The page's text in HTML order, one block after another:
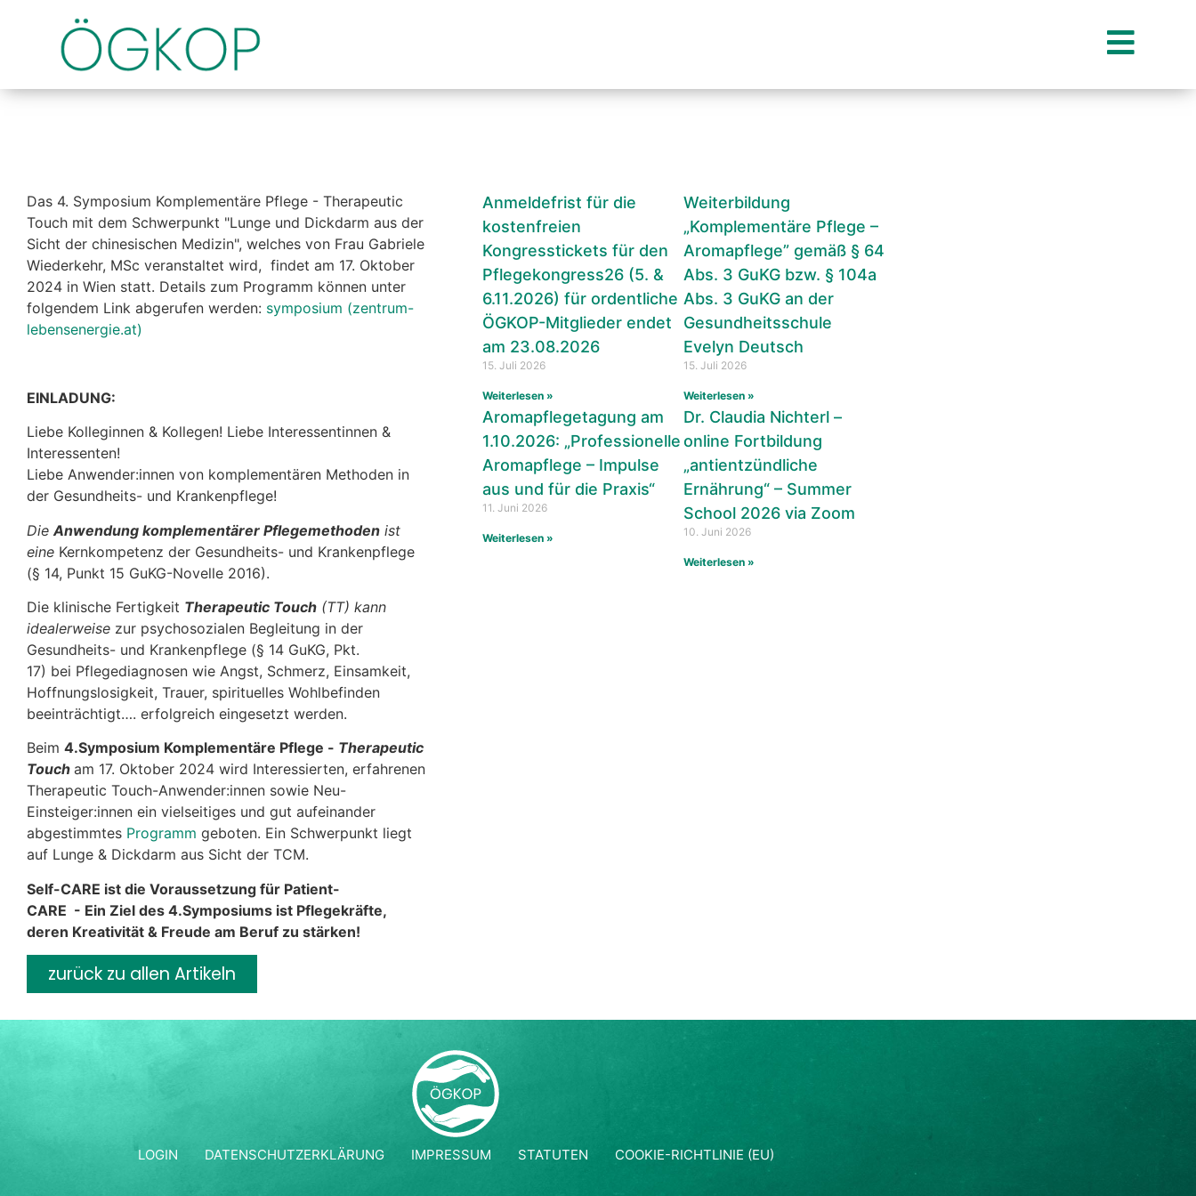
Das 4. Symposium Komplementäre Pflege - Therapeutic
Touch mit dem Schwerpunkt "Lunge und Dickdarm aus der
Sicht der chinesischen Medizin", welches von Frau Gabriele
Wiederkehr, MSc veranstaltet wird, findet am 17. Oktober
2024 in Wien statt. Details zum Programm können unter
folgendem Link abgerufen werden: symposium (zentrum-
lebensenergie.at)
EINLADUNG:
Liebe Kolleginnen & Kollegen! Liebe Interessentinnen &
Interessenten!
Liebe Anwender:innen von komplementären Methoden in
der Gesundheits- und Krankenpflege!
Die Anwendung komplementärer Pflegemethoden ist
eine Kernkompetenz der Gesundheits- und Krankenpflege
(§ 14, Punkt 15 GuKG-Novelle 2016).
Die klinische Fertigkeit Therapeutic Touch (TT) kann
idealerweise zur psychosozialen Begleitung in der
Gesundheits- und Krankenpflege (§ 14 GuKG, Pkt.
17) bei Pflegediagnosen wie Angst, Schmerz, Einsamkeit,
Hoffnungslosigkeit, Trauer, spirituelles Wohlbefinden
beeinträchtigt…. erfolgreich eingesetzt werden.
Beim 4.Symposium Komplementäre Pflege - Therapeutic
Touch am 17. Oktober 2024 wird Interessierten, erfahrenen
Therapeutic Touch-Anwender:innen sowie Neu-
Einsteiger:innen ein vielseitiges und gut aufeinander
abgestimmtes Programm geboten. Ein Schwerpunkt liegt
auf Lunge & Dickdarm aus Sicht der TCM.
Self-CARE ist die Voraussetzung für Patient-
CARE - Ein Ziel des 4.Symposiums ist Pflegekräfte,
deren Kreativität & Freude am Beruf zu stärken!
zurück zu allen Artikeln
Anmeldefrist für die
kostenfreien
Kongresstickets für den
Pflegekongress26 (5. &
6.11.2026) für ordentliche
ÖGKOP-Mitglieder endet
am 23.08.2026
15. Juli 2026
Weiterlesen »
Weiterbildung
„Komplementäre Pflege –
Aromapflege” gemäß § 64
Abs. 3 GuKG bzw. § 104a
Abs. 3 GuKG an der
Gesundheitsschule
Evelyn Deutsch
15. Juli 2026
Weiterlesen »
Aromapflegetagung am
1.10.2026: „Professionelle
Aromapflege – Impulse
aus und für die Praxis“
11. Juni 2026
Weiterlesen »
Dr. Claudia Nichterl –
online Fortbildung
„antientzündliche
Ernährung“ – Summer
School 2026 via Zoom
10. Juni 2026
Weiterlesen »
LOGIN DATENSCHUTZERKLÄRUNG IMPRESSUM STATUTEN COOKIE-RICHTLINIE (EU)